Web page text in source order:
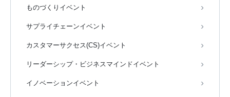
ものづくりイベント
サプライチェーンイベント
カスタマーサクセス(CS)イベント
リーダーシップ・ビジネスマインドイベント
イノベーションイベント